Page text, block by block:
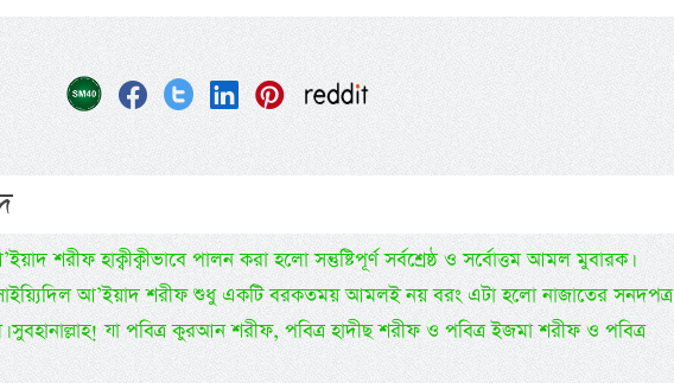
শরীফ হাক্বীক্বীভাবে পালন করা হলো সন্তুষ্টিপূর্ণ সর্বশ্রেষ্ঠ ও সর্বোত্তম আমল মুবারক।
সাইয়্যিদিল আ’ইয়াদ শরীফ শুধু একটি বরকতময় আমলই নয় বরং এটা হলো নাজাতের সনদপত্র
সুবহানাল্লাহ! যা পবিত্র কুরআন শরীফ, পবিত্র হাদীছ শরীফ ও পবিত্র ইজমা শরীফ ও পবিত্র